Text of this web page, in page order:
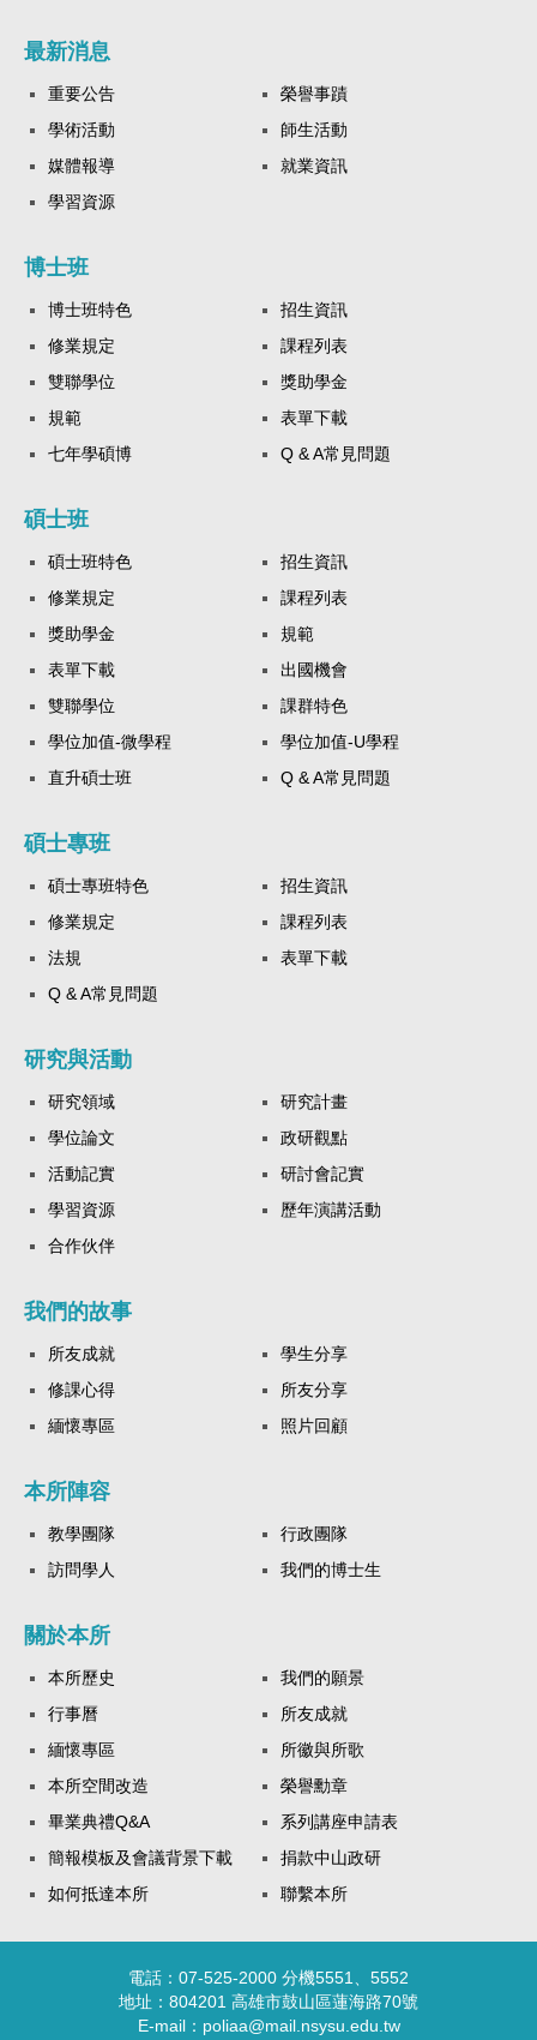
最新消息
重要公告
榮譽事蹟
學術活動
師生活動
媒體報導
就業資訊
學習資源
博士班
博士班特色
招生資訊
修業規定
課程列表
雙聯學位
獎助學金
規範
表單下載
七年學碩博
Q & A常見問題
碩士班
碩士班特色
招生資訊
修業規定
課程列表
獎助學金
規範
表單下載
出國機會
雙聯學位
課群特色
學位加值-微學程
學位加值-U學程
直升碩士班
Q & A常見問題
碩士專班
碩士專班特色
招生資訊
修業規定
課程列表
法規
表單下載
Q & A常見問題
研究與活動
研究領域
研究計畫
學位論文
政研觀點
活動記實
研討會記實
學習資源
歷年演講活動
合作伙伴
我們的故事
所友成就
學生分享
修課心得
所友分享
緬懷專區
照片回顧
本所陣容
教學團隊
行政團隊
訪問學人
我們的博士生
關於本所
本所歷史
我們的願景
行事曆
所友成就
緬懷專區
所徽與所歌
本所空間改造
榮譽勳章
畢業典禮Q&A
系列講座申請表
簡報模板及會議背景下載
捐款中山政研
如何抵達本所
聯繫本所
電話：07-525-2000 分機5551、5552
地址：804201 高雄市鼓山區蓮海路70號
E-mail：poliaa@mail.nsysu.edu.tw